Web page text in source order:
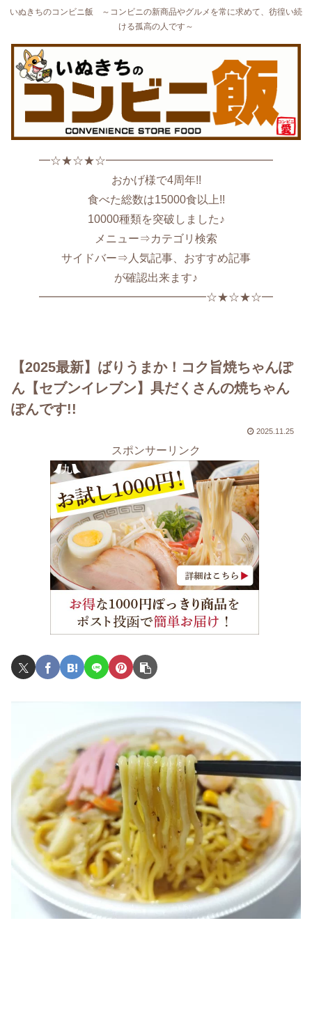
いぬきちのコンビニ飯 ～コンビニの新商品やグルメを常に求めて、彷徨い続
ける孤高の人です～
━☆★☆★☆━━━━━━━━━━━━━━━
おかげ様で4周年!!
食べた総数は15000食以上!!
10000種類を突破しました♪
メニュー⇒カテゴリ検索
サイドバー⇒人気記事、おすすめ記事
が確認出来ます♪
━━━━━━━━━━━━━━━☆★☆★☆━
【2025最新】ばりうまか！コク旨焼ちゃんぽ
ん【セブンイレブン】具だくさんの焼ちゃん
ぽんです!!
2025.11.25
スポンサーリンク